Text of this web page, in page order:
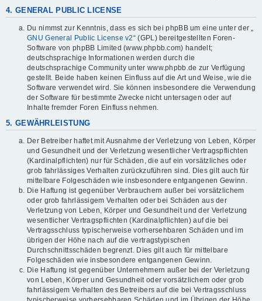
4. GENERAL PUBLIC LICENSE
Du nimmst zur Kenntnis, dass es sich bei phpBB um eine unter der „
GNU General Public License v2“ (GPL) bereitgestellten Foren-
Software von phpBB Limited (www.phpbb.com) handelt;
deutschsprachige Informationen werden durch die
deutschsprachige Community unter www.phpbb.de zur Verfügung
gestellt. Beide haben keinen Einfluss auf die Art und Weise, wie die
Software verwendet wird. Sie können insbesondere die Verwendung
der Software für bestimmte Zwecke nicht untersagen oder auf
Inhalte fremder Foren Einfluss nehmen.
5. GEWÄHRLEISTUNG
Der Betreiber haftet mit Ausnahme der Verletzung von Leben, Körper
und Gesundheit und der Verletzung wesentlicher Vertragspflichten
(Kardinalpflichten) nur für Schäden, die auf ein vorsätzliches oder
grob fahrlässiges Verhalten zurückzuführen sind. Dies gilt auch für
mittelbare Folgeschäden wie insbesondere entgangenen Gewinn.
Die Haftung ist gegenüber Verbrauchern außer bei vorsätzlichem
oder grob fahrlässigem Verhalten oder bei Schäden aus der
Verletzung von Leben, Körper und Gesundheit und der Verletzung
wesentlicher Vertragspflichten (Kardinalpflichten) auf die bei
Vertragsschluss typischerweise vorhersehbaren Schäden und im
übrigen der Höhe nach auf die vertragstypischen
Durchschnittsschäden begrenzt. Dies gilt auch für mittelbare
Folgeschäden wie insbesondere entgangenen Gewinn.
Die Haftung ist gegenüber Unternehmern außer bei der Verletzung
von Leben, Körper und Gesundheit oder vorsätzlichem oder grob
fahrlässigem Verhalten des Betreibers auf die bei Vertragsschluss